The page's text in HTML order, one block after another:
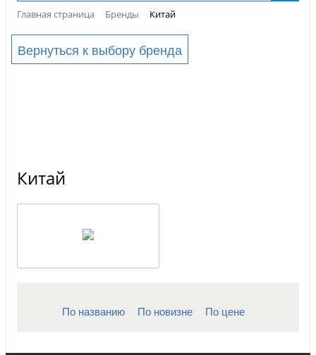
Главная страница Бренды Китай
Вернуться к выбору бренда
Китай
По названию По новизне По цене